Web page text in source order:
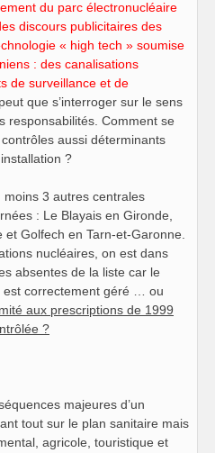
du parc électronucléaire
discours publicitaires des
« high tech » soumise
: des canalisations
de surveillance et de
que s’interroger sur le sens
responsabilités. Comment se
aussi déterminants
?
3 autres centrales
: Le Blayais en Gironde,
Golfech en Tarn-et-Garonne.
nucléaires, on est dans
absentes de la liste car le
est correctement géré … ou
aux prescriptions de 1999
?
majeures d’un
tout sur le plan sanitaire mais
agricole, touristique et